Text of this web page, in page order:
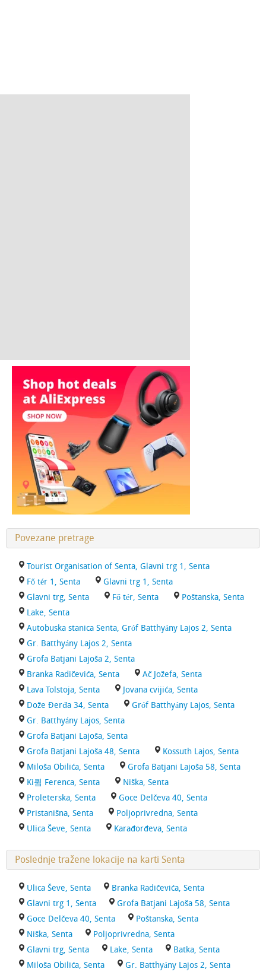
Povezane pretrage
Tourist Organisation of Senta, Glavni trg 1, Senta
Fő tér 1, Senta
Glavni trg 1, Senta
Glavni trg, Senta
Fő tér, Senta
Poštanska, Senta
Lake, Senta
Autobuska stanica Senta, Gróf Batthyány Lajos 2, Senta
Gr. Batthyány Lajos 2, Senta
Grofa Batjani Lajoša 2, Senta
Branka Radičevića, Senta
Ač Jožefa, Senta
Lava Tolstoja, Senta
Jovana cvijića, Senta
Dože Đerđa 34, Senta
Gróf Batthyány Lajos, Senta
Gr. Batthyány Lajos, Senta
Grofa Batjani Lajoša, Senta
Grofa Batjani Lajoša 48, Senta
Kossuth Lajos, Senta
Miloša Obilića, Senta
Grofa Batjani Lajoša 58, Senta
Ki큄 Ferenca, Senta
Niška, Senta
Proleterska, Senta
Goce Delčeva 40, Senta
Pristanišna, Senta
Poljoprivredna, Senta
Ulica Ševe, Senta
Karađorđeva, Senta
Poslednje tražene lokacije na karti Senta
Ulica Ševe, Senta
Branka Radičevića, Senta
Glavni trg 1, Senta
Grofa Batjani Lajoša 58, Senta
Goce Delčeva 40, Senta
Poštanska, Senta
Niška, Senta
Poljoprivredna, Senta
Glavni trg, Senta
Lake, Senta
Batka, Senta
Miloša Obilića, Senta
Gr. Batthyány Lajos 2, Senta